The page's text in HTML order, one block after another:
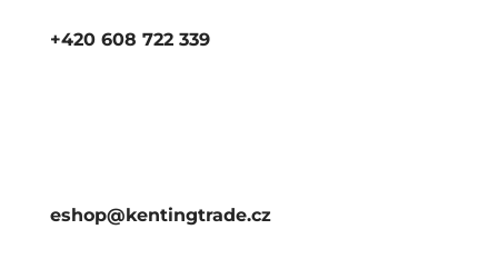
+420 608 722 339
eshop@kentingtrade.cz